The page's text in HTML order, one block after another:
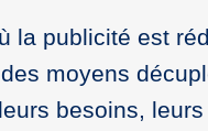
la publicité est
moyens
besoins,